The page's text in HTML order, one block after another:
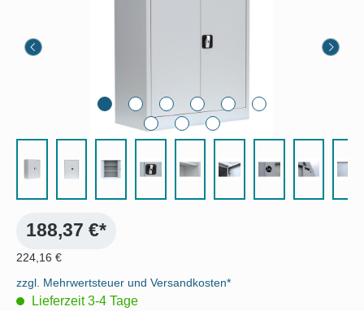
188,37 €*
224,16 €
zzgl. Mehrwertsteuer und Versandkosten*
Lieferzeit 3-4 Tage